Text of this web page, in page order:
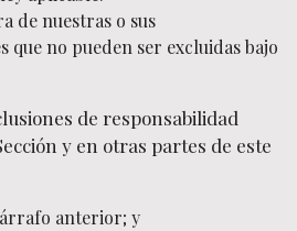
de nuestras o sus
que no pueden ser excluidas bajo
de responsabilidad
y en otras partes de este
anterior; y